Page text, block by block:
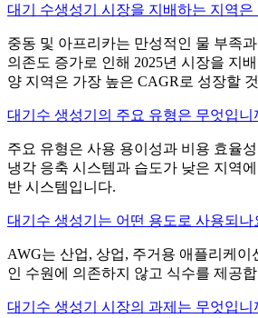
대기 수생성기 시장을 지배하는 지역은
중동 및 아프리카는 만성적인 물 부족
의존도 증가로 인해 2025년 시장을 지
양 지역은 가장 높은 CAGR로 성장할
대기수 생성기의 주요 유형은 무엇입니
주요 유형은 사용 용이성과 비용 효율
냉각 응축 시스템과 습도가 낮은 지역
반 시스템입니다.
대기수 생성기는 어떤 용도로 사용되나
AWG는 산업, 상업, 주거용 애플리케이
인 수원에 의존하지 않고 식수를 제공
대기수 생성기 시장의 과제는 무엇입니